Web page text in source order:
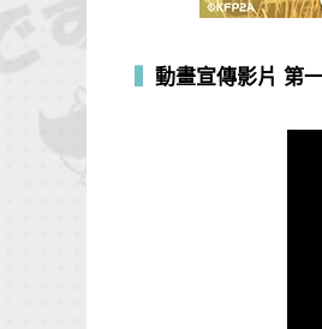
動畫宣傳影片 第